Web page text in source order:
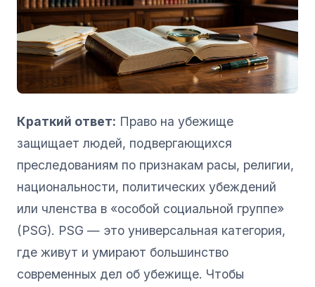
Краткий ответ: Право на убежище
защищает людей, подвергающихся
преследованиям по признакам расы, религии,
национальности, политических убеждений
или членства в «особой социальной группе»
(PSG). PSG — это универсальная категория,
где живут и умирают большинство
современных дел об убежище. Чтобы